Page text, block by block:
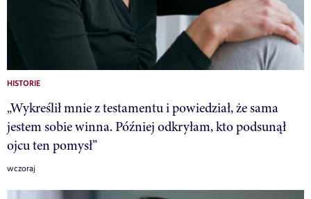
HISTORIE
„Wykreślił mnie z testamentu i powiedział, że sama
jestem sobie winna. Później odkryłam, kto podsunął
ojcu ten pomysł”
wczoraj